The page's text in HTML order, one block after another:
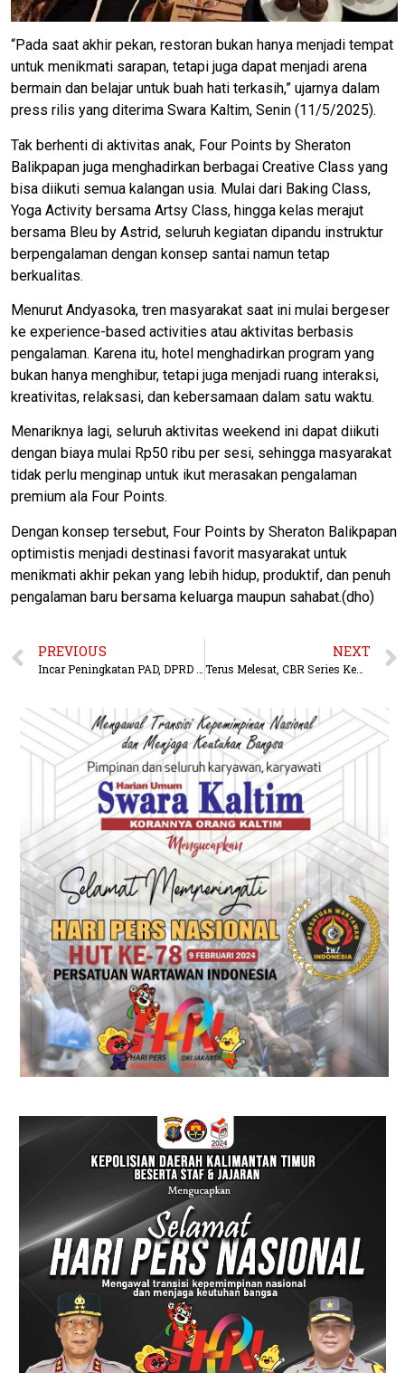
“Pada saat akhir pekan, restoran bukan hanya menjadi tempat
untuk menikmati sarapan, tetapi juga dapat menjadi arena
bermain dan belajar untuk buah hati terkasih,” ujarnya dalam
press rilis yang diterima Swara Kaltim, Senin (11/5/2025).
Tak berhenti di aktivitas anak, Four Points by Sheraton
Balikpapan juga menghadirkan berbagai Creative Class yang
bisa diikuti semua kalangan usia. Mulai dari Baking Class,
Yoga Activity bersama Artsy Class, hingga kelas merajut
bersama Bleu by Astrid, seluruh kegiatan dipandu instruktur
berpengalaman dengan konsep santai namun tetap
berkualitas.
Menurut Andyasoka, tren masyarakat saat ini mulai bergeser
ke experience-based activities atau aktivitas berbasis
pengalaman. Karena itu, hotel menghadirkan program yang
bukan hanya menghibur, tetapi juga menjadi ruang interaksi,
kreativitas, relaksasi, dan kebersamaan dalam satu waktu.
Menariknya lagi, seluruh aktivitas weekend ini dapat diikuti
dengan biaya mulai Rp50 ribu per sesi, sehingga masyarakat
tidak perlu menginap untuk ikut merasakan pengalaman
premium ala Four Points.
Dengan konsep tersebut, Four Points by Sheraton Balikpapan
optimistis menjadi destinasi favorit masyarakat untuk
menikmati akhir pekan yang lebih hidup, produktif, dan penuh
pengalaman baru bersama keluarga maupun sahabat.(dho)
PREVIOUS NEXT
Terus Melesat, CBR Series Kembali Harumkan Indonesia di ARRC Buriram